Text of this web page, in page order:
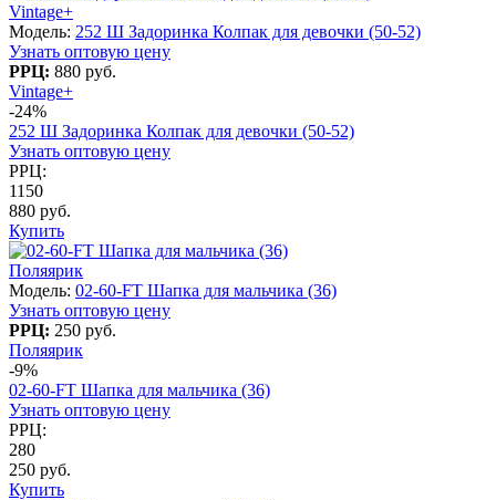
Vintage+
Модель: 252 Ш Задоринка Колпак для девочки (50-52)
Узнать оптовую цену
РРЦ: 880 руб.
Vintage+
-24%
252 Ш Задоринка Колпак для девочки (50-52)
Узнать оптовую цену
РРЦ:
1150
880 руб.
Купить
Поляярик
Модель: 02-60-FT Шапка для мальчика (36)
Узнать оптовую цену
РРЦ: 250 руб.
Поляярик
-9%
02-60-FT Шапка для мальчика (36)
Узнать оптовую цену
РРЦ:
280
250 руб.
Купить